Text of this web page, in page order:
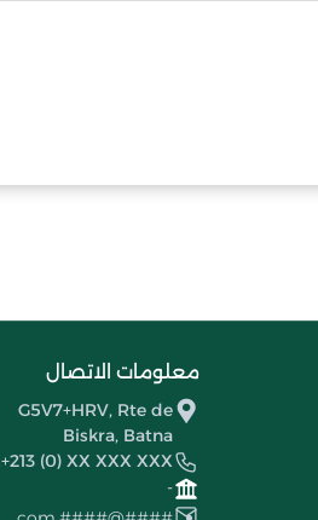
معلومات الاتصال
G5V7+HRV, Rte de
Biskra, Batna
+213 (0) XX XXX XXX
-